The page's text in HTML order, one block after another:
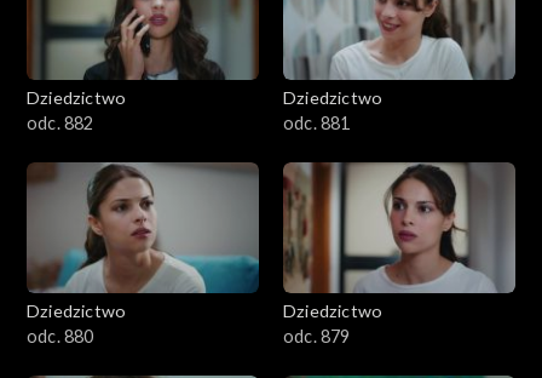
Dziedzictwo
odc. 882
Dziedzictwo
odc. 881
Dziedzictwo
odc. 880
Dziedzictwo
odc. 879